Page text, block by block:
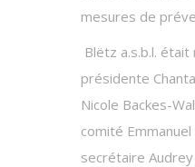
mesures de
Blëtz a.s.b.l.
présidente
Nicole Backes-
comité
secrétaire